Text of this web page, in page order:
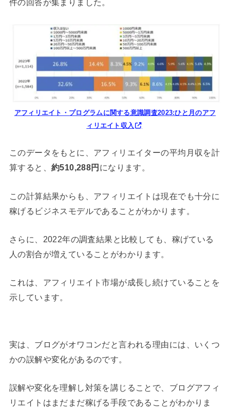
件の回答が集まりました。
アフィリエイト・プログラムに関する意識調査2023:ひと⽉のアフ
ィリエイト収⼊
このデータをもとに、アフィリエイターの平均月収を計
算すると、 約510,288円 になります。
この計算結果からも、アフィリエイトは現在でも十分に
稼げるビジネスモデルであることがわかります。
さらに、2022年の調査結果と比較しても、稼げている
人の割合が増えていることがわかります。
これは、アフィリエイト市場が成長し続けていることを
示しています。
実は、ブログがオワコンだと言われる理由には、いくつ
かの誤解や変化があるのです。
誤解や変化を理解し対策を講じることで、ブログアフィ
リエイトはまだまだ稼げる手段であることがわかりま